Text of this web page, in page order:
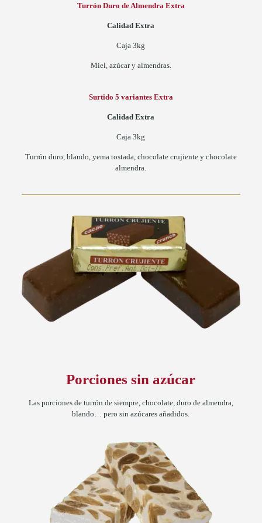
Turrón Duro de Almendra Extra
Calidad Extra
Caja 3kg
Miel, azúcar y almendras.
Surtido 5 variantes Extra
Calidad Extra
Caja 3kg
Turrón duro, blando, yema tostada, chocolate crujiente y chocolate
almendra.
Porciones sin azúcar
Las porciones de turrón de siempre, chocolate, duro de almendra,
blando… pero sin azúcares añadidos.